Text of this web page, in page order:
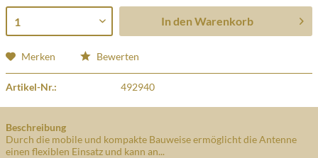
In den Warenkorb
Merken Bewerten
Artikel-Nr.: 492940
Beschreibung
Durch die mobile und kompakte Bauweise ermöglicht die Antenne
einen flexiblen Einsatz und kann an...